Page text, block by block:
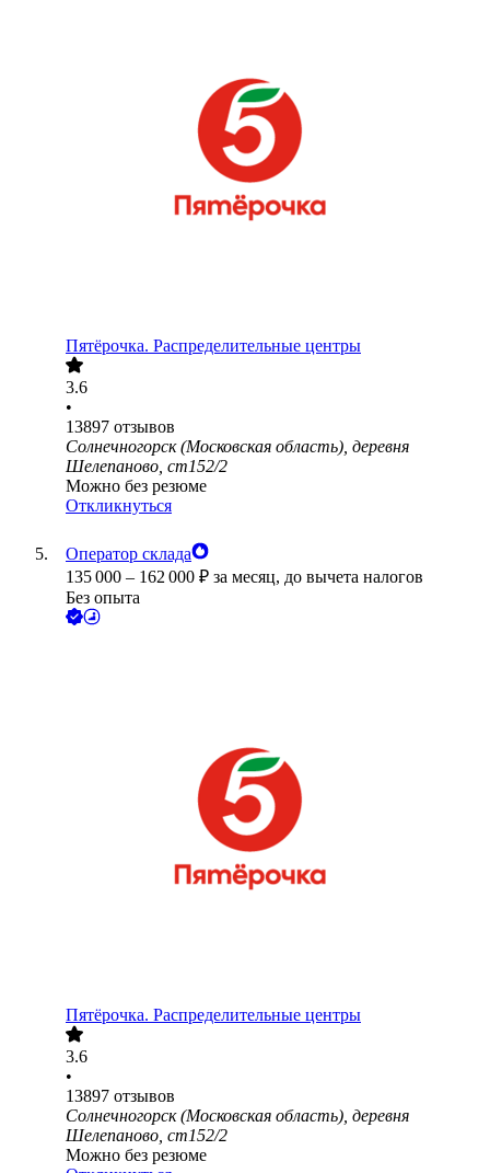
Пятёрочка. Распределительные центры
3.6
•
13897 отзывов
Солнечногорск (Московская область), деревня
Шелепаново, ст152/2
Можно без резюме
Откликнуться
Оператор склада
135 000 – 162 000 ₽ за месяц, до вычета налогов
Без опыта
Пятёрочка. Распределительные центры
3.6
•
13897 отзывов
Солнечногорск (Московская область), деревня
Шелепаново, ст152/2
Можно без резюме